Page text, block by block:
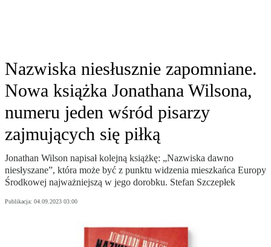
Nazwiska niesłusznie zapomniane.
Nowa książka Jonathana Wilsona,
numeru jeden wśród pisarzy
zajmujących się piłką
Jonathan Wilson napisał kolejną książkę: „Nazwiska dawno
niesłyszane”, która może być z punktu widzenia mieszkańca Europy
Środkowej najważniejszą w jego dorobku. Stefan Szczepłek
Publikacja: 04.09.2023 03:00